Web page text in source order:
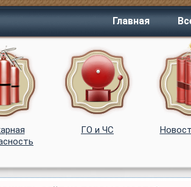
Главная
ГО и ЧС